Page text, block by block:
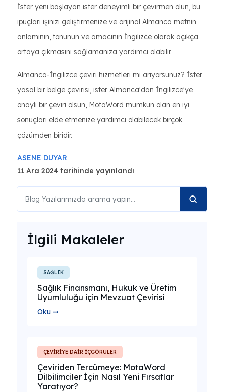
İster yeni başlayan ister deneyimli bir çevirmen olun, bu
ipuçları işinizi geliştirmenize ve orijinal Almanca metnin
anlamının, tonunun ve amacının İngilizce olarak açıkça
ortaya çıkmasını sağlamanıza yardımcı olabilir.
Almanca-İngilizce çeviri hizmetleri mi arıyorsunuz? İster
yasal bir belge çevirisi, ister Almanca'dan İngilizce'ye
onaylı bir çeviri olsun, MotaWord mümkün olan en iyi
sonuçları elde etmenize yardımcı olabilecek birçok
çözümden biridir.
ASENE DUYAR
11 Ara 2024 tarihinde yayınlandı
İlgili Makaleler
SAĞLIK
Sağlık Finansmanı, Hukuk ve Üretim
Uyumluluğu için Mevzuat Çevirisi
Oku ➞
ÇEVİRİYE DAİR İÇGÖRÜLER
Çeviriden Tercümeye: MotaWord
Dilbilimciler İçin Nasıl Yeni Fırsatlar
Yaratıyor?